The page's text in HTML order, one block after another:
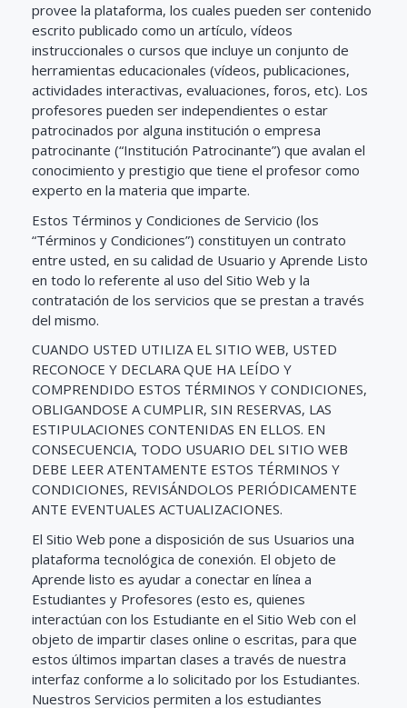
provee la plataforma, los cuales pueden ser contenido
escrito publicado como un artículo, vídeos
instruccionales o cursos que incluye un conjunto de
herramientas educacionales (vídeos, publicaciones,
actividades interactivas, evaluaciones, foros, etc). Los
profesores pueden ser independientes o estar
patrocinados por alguna institución o empresa
patrocinante (“Institución Patrocinante”) que avalan el
conocimiento y prestigio que tiene el profesor como
experto en la materia que imparte.
Estos Términos y Condiciones de Servicio (los
“Términos y Condiciones”) constituyen un contrato
entre usted, en su calidad de Usuario y Aprende Listo
en todo lo referente al uso del Sitio Web y la
contratación de los servicios que se prestan a través
del mismo.
CUANDO USTED UTILIZA EL SITIO WEB, USTED
RECONOCE Y DECLARA QUE HA LEÍDO Y
COMPRENDIDO ESTOS TÉRMINOS Y CONDICIONES,
OBLIGANDOSE A CUMPLIR, SIN RESERVAS, LAS
ESTIPULACIONES CONTENIDAS EN ELLOS. EN
CONSECUENCIA, TODO USUARIO DEL SITIO WEB
DEBE LEER ATENTAMENTE ESTOS TÉRMINOS Y
CONDICIONES, REVISÁNDOLOS PERIÓDICAMENTE
ANTE EVENTUALES ACTUALIZACIONES.
El Sitio Web pone a disposición de sus Usuarios una
plataforma tecnológica de conexión. El objeto de
Aprende listo es ayudar a conectar en línea a
Estudiantes y Profesores (esto es, quienes
interactúan con los Estudiante en el Sitio Web con el
objeto de impartir clases online o escritas, para que
estos últimos impartan clases a través de nuestra
interfaz conforme a lo solicitado por los Estudiantes.
Nuestros Servicios permiten a los estudiantes